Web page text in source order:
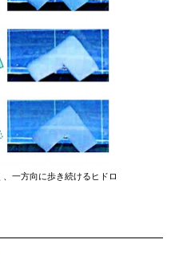
一方向に歩き続けるヒドロ